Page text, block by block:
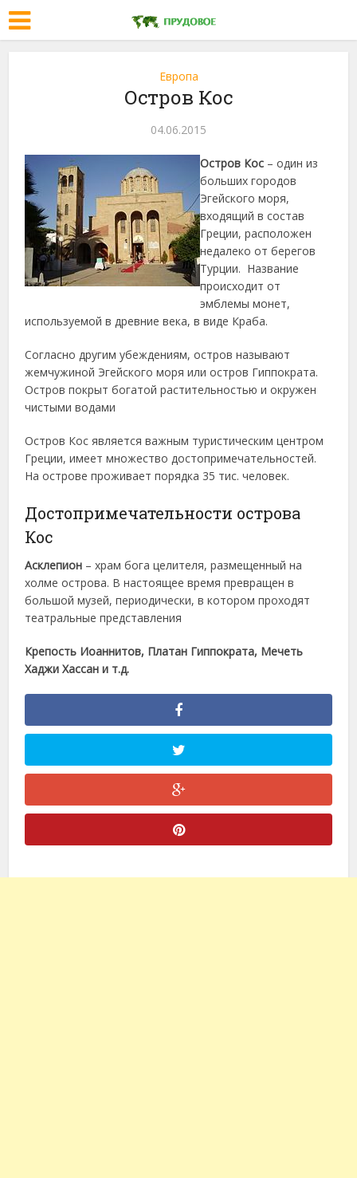
Европа
Остров Кос
04.06.2015
Остров Кос – один из
больших городов
Эгейского моря,
входящий в состав
Греции, расположен
недалеко от берегов
Турции. Название
происходит от
эмблемы монет,
используемой в древние века, в виде Краба.
Согласно другим убеждениям, остров называют
жемчужиной Эгейского моря или остров Гиппократа.
Остров покрыт богатой растительностью и окружен
чистыми водами
Остров Кос является важным туристическим центром
Греции, имеет множество достопримечательностей.
На острове проживает порядка 35 тис. человек.
Достопримечательности острова
Кос
Асклепион – храм бога целителя, размещенный на
холме острова. В настоящее время превращен в
большой музей, периодически, в котором проходят
театральные представления
Крепость Иоаннитов, Платан Гиппократа, Мечеть
Хаджи Хассан и т.д.